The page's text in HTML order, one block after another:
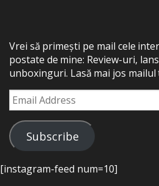
Vrei să primești pe mail cele
postate de mine: Review-uri,
unboxinguri. Lasă mai jos mailul
Email
Address
Subscribe
[instagram-feed num=10]